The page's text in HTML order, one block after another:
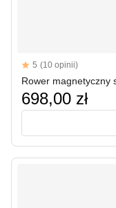
Reviews
5 out of 5 stars
5 (10 opinii)
Rower magnetyczny
698,00 zł